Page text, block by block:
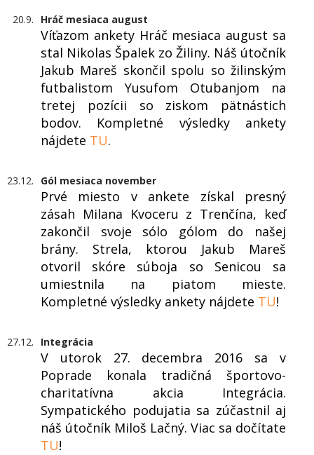
20.9. Hráč mesiaca august
Víťazom ankety Hráč mesiaca august sa
stal Nikolas Špalek zo Žiliny. Náš útočník
Jakub Mareš skončil spolu so žilinským
futbalistom Yusufom Otubanjom na
tretej pozícii so ziskom pätnástich
bodov. Kompletné výsledky ankety
nájdete TU.
23.12. Gól mesiaca november
Prvé miesto v ankete získal presný
zásah Milana Kvoceru z Trenčína, keď
zakončil svoje sólo gólom do našej
brány. Strela, ktorou Jakub Mareš
otvoril skóre súboja so Senicou sa
umiestnila na piatom mieste.
Kompletné výsledky ankety nájdete TU!
27.12. Integrácia
V utorok 27. decembra 2016 sa v
Poprade konala tradičná športovo-
charitatívna akcia Integrácia.
Sympatického podujatia sa zúčastnil aj
náš útočník Miloš Lačný. Viac sa dočítate
TU!